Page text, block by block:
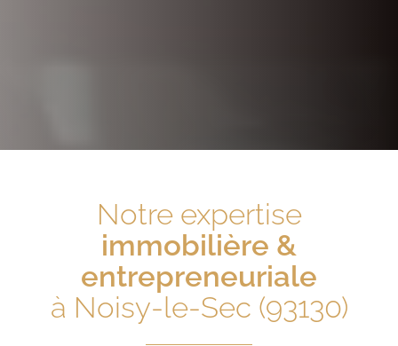
Notre expertise
immobilière &
entrepreneuriale
à Noisy-le-Sec (93130)